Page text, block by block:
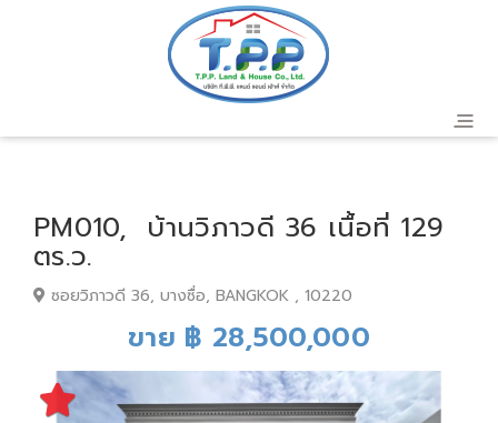
PM010, บ้านวิภาวดี 36 เนื้อที่ 129
ตร.ว.
ซอยวิภาวดี 36, บางซื่อ, BANGKOK , 10220
ขาย ฿ 28,500,000